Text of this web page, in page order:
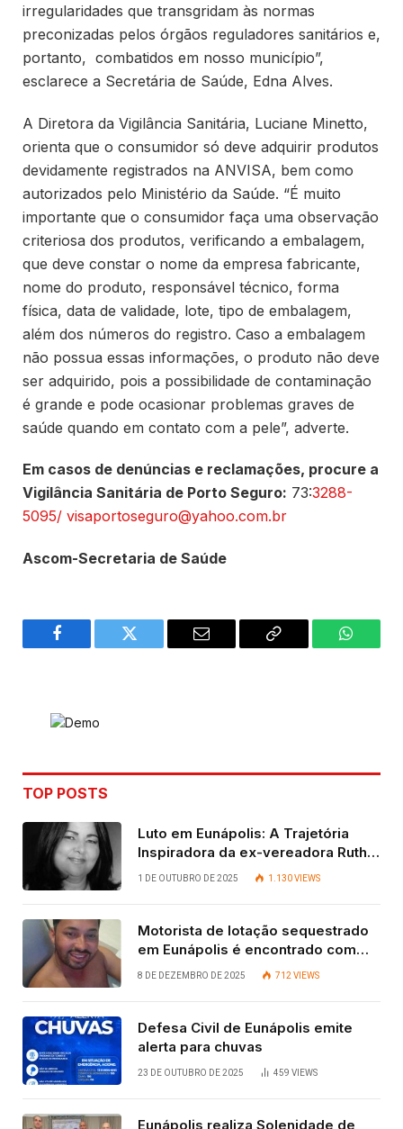
irregularidades que transgridam às normas
preconizadas pelos órgãos reguladores sanitários e,
portanto, combatidos em nosso município”,
esclarece a Secretária de Saúde, Edna Alves.
A Diretora da Vigilância Sanitária, Luciane Minetto,
orienta que o consumidor só deve adquirir produtos
devidamente registrados na ANVISA, bem como
autorizados pelo Ministério da Saúde. “É muito
importante que o consumidor faça uma observação
criteriosa dos produtos, verificando a embalagem,
que deve constar o nome da empresa fabricante,
nome do produto, responsável técnico, forma
física, data de validade, lote, tipo de embalagem,
além dos números do registro. Caso a embalagem
não possua essas informações, o produto não deve
ser adquirido, pois a possibilidade de contaminação
é grande e pode ocasionar problemas graves de
saúde quando em contato com a pele”, adverte.
Em casos de denúncias e reclamações, procure a
Vigilância Sanitária de Porto Seguro: 73:3288-
5095/ visaportoseguro@yahoo.com.br
Ascom-Secretaria de Saúde
Facebook Twitter Email
Copy
TOP POSTS
Luto em Eunápolis: A Trajetória
Inspiradora da ex-vereadora Ruth
Contadora
1 DE OUTUBRO DE 2025 1.130VIEWS
Motorista de lotação sequestrado
em Eunápolis é encontrado com
vida após quatro dias.
8 DE DEZEMBRO DE 2025 712 VIEWS
Defesa Civil de Eunápolis emite
alerta para chuvas
23 DE OUTUBRO DE 2025 459 VIEWS
Eunápolis realiza Solenidade de